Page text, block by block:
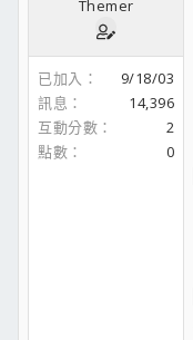
Themer
已加入
9/18/03
訊息
14,396
互動分數
2
點數
0